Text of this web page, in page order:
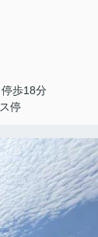
歩18分
停